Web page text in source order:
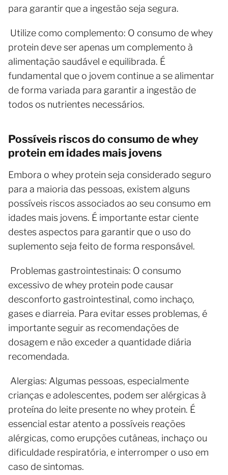
para garantir que a ingestão seja segura.
Utilize como complemento: O consumo de whey
protein deve ser apenas um complemento à
alimentação saudável e equilibrada. É
fundamental que o jovem continue a se alimentar
de forma variada para garantir a ingestão de
todos os nutrientes necessários.
Possíveis riscos do consumo de whey
protein em idades mais jovens
Embora o whey protein seja considerado seguro
para a maioria das pessoas, existem alguns
possíveis riscos associados ao seu consumo em
idades mais jovens. É importante estar ciente
destes aspectos para garantir que o uso do
suplemento seja feito de forma responsável.
Problemas gastrointestinais: O consumo
excessivo de whey protein pode causar
desconforto gastrointestinal, como inchaço,
gases e diarreia. Para evitar esses problemas, é
importante seguir as recomendações de
dosagem e não exceder a quantidade diária
recomendada.
Alergias: Algumas pessoas, especialmente
crianças e adolescentes, podem ser alérgicas à
proteína do leite presente no whey protein. É
essencial estar atento a possíveis reações
alérgicas, como erupções cutâneas, inchaço ou
dificuldade respiratória, e interromper o uso em
caso de sintomas.